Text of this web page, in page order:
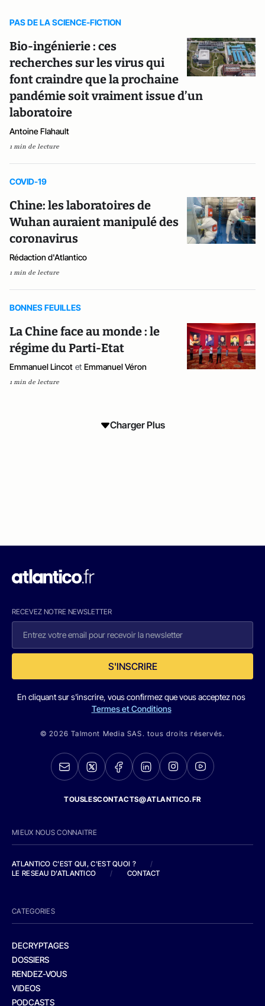
PAS DE LA SCIENCE-FICTION
Bio-ingénierie : ces
recherches sur les virus qui
font craindre que la prochaine
pandémie soit vraiment issue d’un
laboratoire
Antoine Flahault
1 min de lecture
COVID-19
Chine: les laboratoires de
Wuhan auraient manipulé des
coronavirus
Rédaction d'Atlantico
1 min de lecture
BONNES FEUILLES
La Chine face au monde : le
régime du Parti-Etat
Emmanuel Lincot et Emmanuel Véron
1 min de lecture
Charger Plus
RECEVEZ NOTRE NEWSLETTER
S'INSCRIRE
En cliquant sur s'inscrire, vous confirmez que vous acceptez nos
Termes et Conditions
© 2026 Talmont Media SAS. tous droits réservés.
TOUSLESCONTACTS@ATLANTICO.FR
MIEUX NOUS CONNAITRE
ATLANTICO C'EST QUI, C'EST QUOI ?
/
LE RESEAU D'ATLANTICO
/ CONTACT
CATEGORIES
DECRYPTAGES
DOSSIERS
RENDEZ-VOUS
VIDEOS
PODCASTS